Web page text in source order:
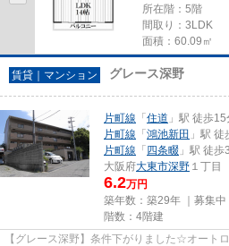
所在階：5階
間取り：3LDK
面積：60.09㎡
賃貸｜マンション グレース深野
片町線 「 住道 」駅 徒歩15
片町線 「 鴻池新田 」駅
片町線 「 四条畷 」駅 徒歩
大阪府大東市深野 １丁目
6.2万円
築年数：築29年 ｜募集中
階数：4階建
【グレース深野】条件下がりました☆オー